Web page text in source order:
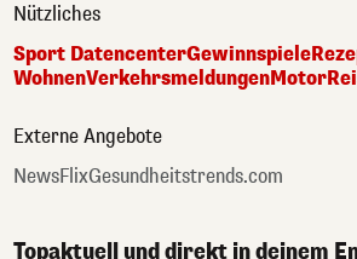
Nützliches
Sport DatencenterGewinnspiele
WohnenVerkehrsmeldungenMotor
Externe Angebote
NewsFlixGesundheitstrends.com
Topaktuell und direkt in deinem